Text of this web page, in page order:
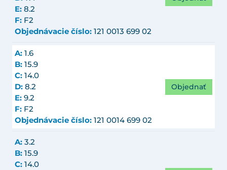
E: 8.2
F: F2
Objednávacie číslo: 121 0013 699 02
A: 1.6
B: 15.9
C: 14.0
D: 8.2
E: 9.2
F: F2
Objednávacie číslo: 121 0014 699 02
Objednať
A: 3.2
B: 15.9
C: 14.0